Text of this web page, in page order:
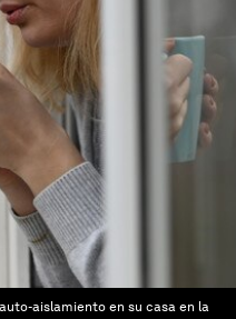
aislamiento en su casa en la